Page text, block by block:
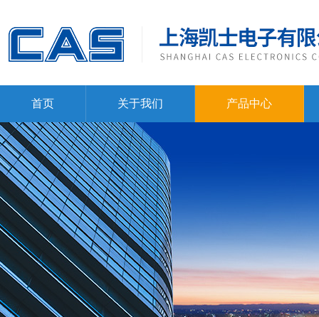
首页 关于我们 产品中心